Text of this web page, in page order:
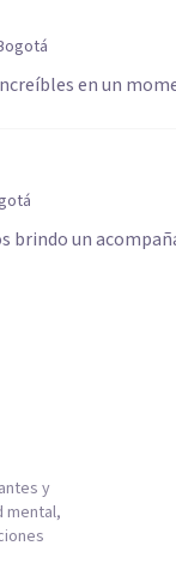
en un
brindo un
y
mental,